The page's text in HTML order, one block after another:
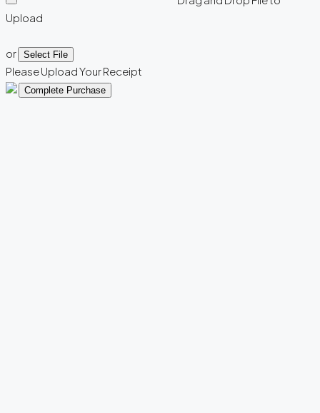
Upload
or Select File
Please Upload Your Receipt